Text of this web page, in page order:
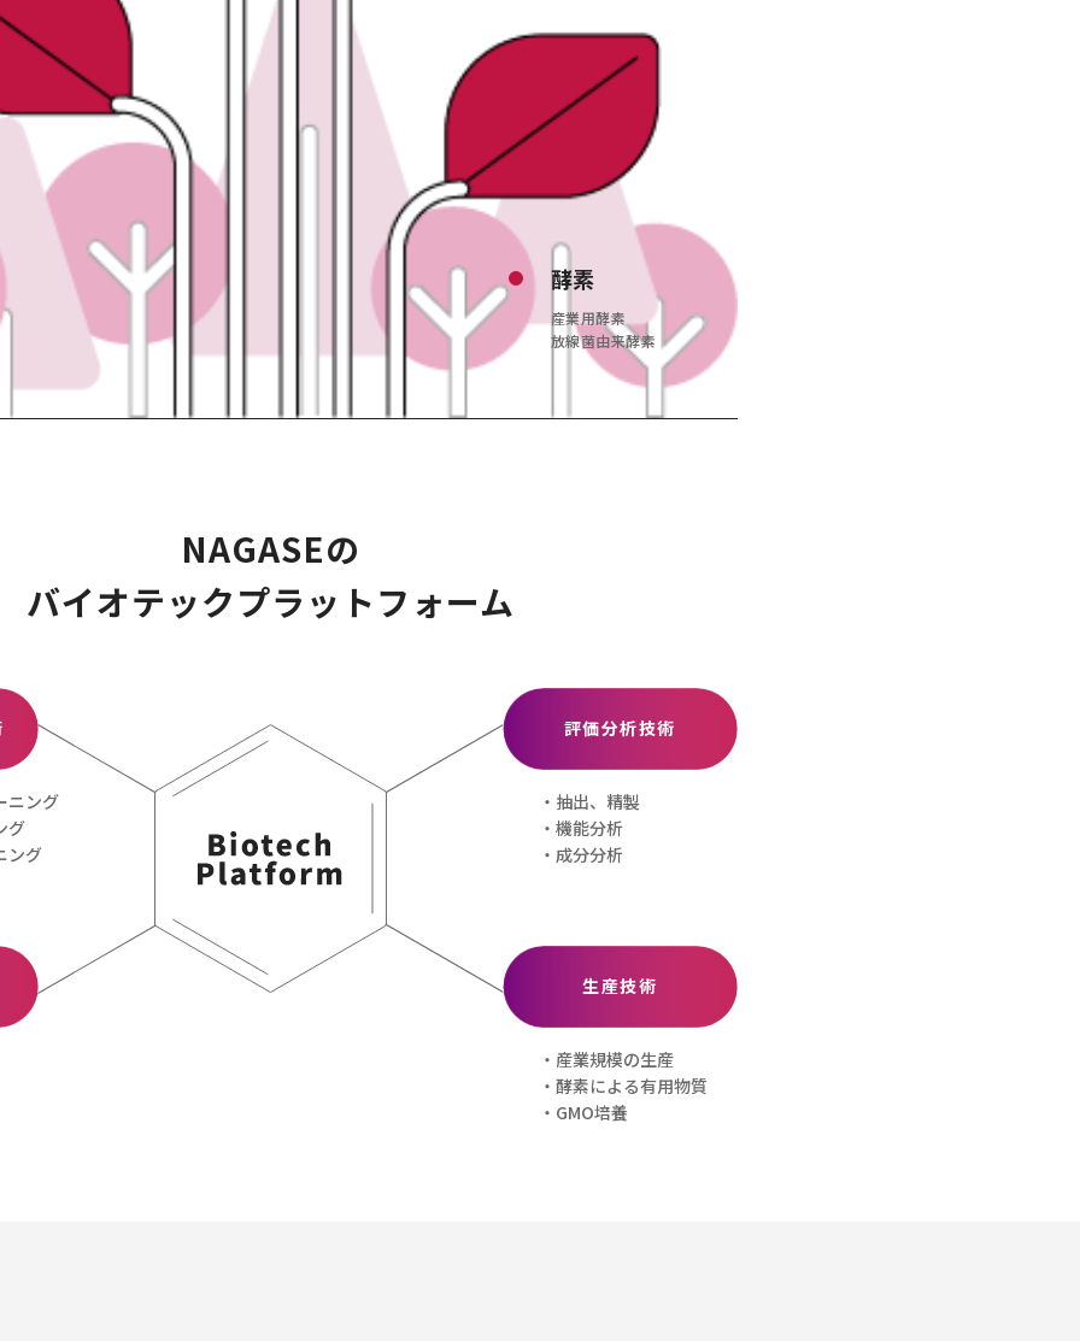
酵素
産業用酵素
放線菌由来酵素
NAGASEの
バイオテックプラットフォーム
ニング
グ
ング
評価分析技術
・抽出、精製
・機能分析
・成分分析
生産技術
・産業規模の生産
・酵素による有用物質
・GMO培養